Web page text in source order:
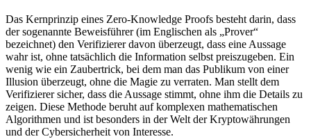
Das Kernprinzip eines Zero-Knowledge Proofs besteht darin, dass
der sogenannte Beweisführer (im Englischen als „Prover“
bezeichnet) den Verifizierer davon überzeugt, dass eine Aussage
wahr ist, ohne tatsächlich die Information selbst preiszugeben. Ein
wenig wie ein Zaubertrick, bei dem man das Publikum von einer
Illusion überzeugt, ohne die Magie zu verraten. Man stellt dem
Verifizierer sicher, dass die Aussage stimmt, ohne ihm die Details zu
zeigen. Diese Methode beruht auf komplexen mathematischen
Algorithmen und ist besonders in der Welt der Kryptowährungen
und der Cybersicherheit von Interesse.